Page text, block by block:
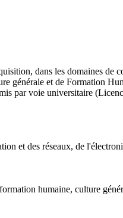
dans les domaines de
générale et de Formation
par voie universitaire
et des réseaux, de
humaine, culture